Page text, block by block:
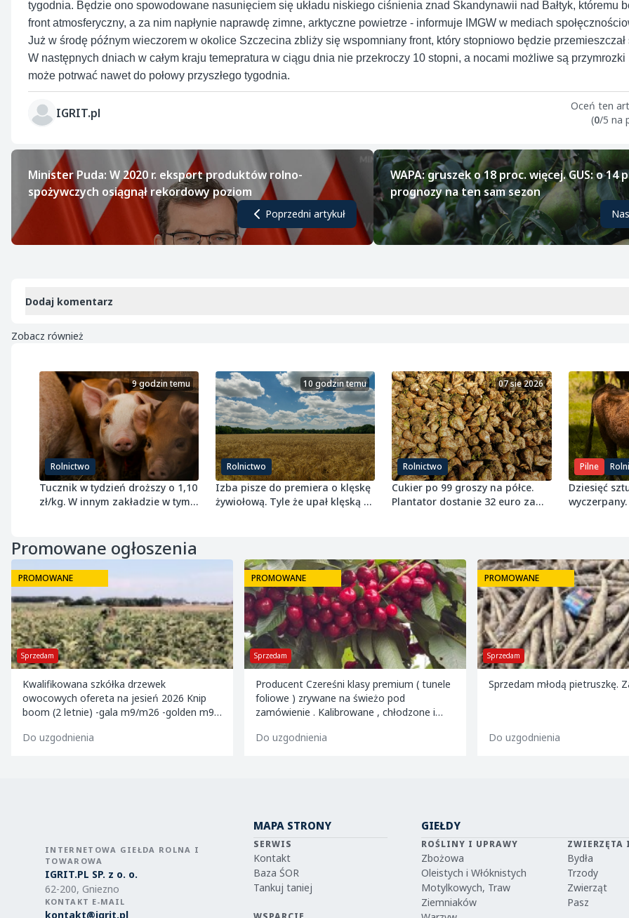
tygodnia. Będzie ono spowodowane nasunięciem się układu niskiego ciśnienia znad Skandynawii nad Bałtyk, któremu
front atmosferyczny, a za nim napłynie naprawdę zimne, arktyczne powietrze - informuje IMGW w mediach
Już w środę późnym wieczorem w okolice Szczecina zbliży się wspomniany front, który stopniowo będzie przemieszczał
W następnych dniach w całym kraju temepratura w ciągu dnia nie przekroczy 10 stopni, a nocami możliwe są przymrozki
może potrwać nawet do połowy przyszłego tygodnia.
IGRIT.pl
Oceń ten
(0/5 na
Minister Puda: W 2020 r. eksport produktów rolno-
spożywczych osiągnął rekordowy poziom
Poprzedni artykuł
WAPA: gruszek o 18 proc. więcej. GUS: o 14
prognozy na ten sam sezon
Dodaj komentarz
Zobacz również
Rolnictwo
9 godzin temu
Tucznik w tydzień droższy o 1,10
zł/kg. W innym zakładzie w tym
Rolnictwo
10 godzin temu
Izba pisze do premiera o klęskę
żywiołową. Tyle że upał klęską w
Rolnictwo
07 sie 2026
Cukier po 99 groszy na półce.
Plantator dostanie 32 euro za
Pilne
Dziesięć
Promowane ogłoszenia
Sprzedam
PROMOWANE
Kwalifikowana szkółka drzewek
owocowych ofereta na jesień 2026 Knip
boom (2 letnie) -gala m9/m26 -golden m9 -
m9/m2
Do uzgodnienia
Sprzedam
PROMOWANE
Producent Czereśni klasy premium ( tunele
foliowe ) zrywane na świeżo pod
zamówienie . Kalibrowane , chłodzone i
Do uzgodnienia
Sprzedam
PROMOWANE
Sprzedam młodą pietruszkę.
Do uzgodnienia
INTERNETOWA GIEŁDA ROLNA I
TOWAROWA
IGRIT.PL SP. z o. o.
62-200, Gniezno
KONTAKT E-MAIL
kontakt@igrit.pl
MAPA STRONY
SERWIS
Kontakt
Baza ŚOR
Tankuj taniej
GIEŁDY
ROŚLINY I UPRAWY
Zbożowa
Oleistych i Włóknistych
Motylkowych, Traw
Ziemniaków
ZWIERZĘTA
Bydła
Trzody
Zwierząt
Pasz